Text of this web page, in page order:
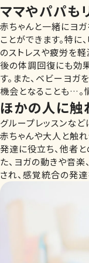
ママやパパも
赤ちゃんと一緒にヨガ
ことができます。特に
のストレスや疲労を軽
後の体調回復にも効
す。また、ベビーヨガ
機会となることも…。
ほかの人に触
グループレッスンなど
赤ちゃんや大人と触
発達に役立ち、他者
た、ヨガの動きや音
され、感覚統合の発達